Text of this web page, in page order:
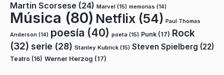
Martin Scorsese (24) Marvel (15) memorias (14)
Música (80) Netflix (54) Paul Thomas
Anderson (14) poesía (40) poeta (15) Punk (17) Rock
(32) serie (28) Stanley Kubrick (15) Steven Spielberg (22)
Teatro (16) Werner Herzog (17)